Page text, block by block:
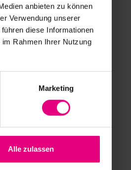
anbieten zu können
Verwendung unserer
diese Informationen
Rahmen Ihrer Nutzung
Marketing
Alle zulassen